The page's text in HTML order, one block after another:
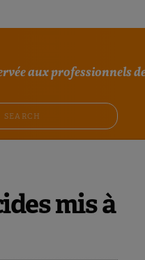
aux professionnels
mis à